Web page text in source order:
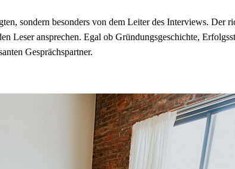
sondern besonders von dem Leiter des Interviews. Der
Leser ansprechen. Egal ob Gründungsgeschichte,
Gesprächspartner.